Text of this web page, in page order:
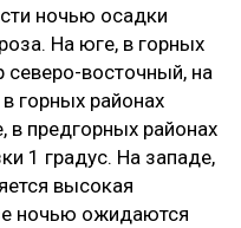
ночью осадки
На юге, в горных
северо-восточный, на
горных районах
в предгорных районах
1 градус. На западе,
высокая
ночью ожидаются